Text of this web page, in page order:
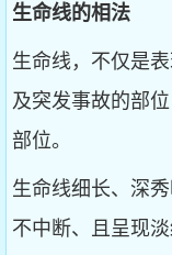
生命线的相法
生命线，不仅是
及突发事故的部
部位。
生命线细长、深秀
不中断、且呈现